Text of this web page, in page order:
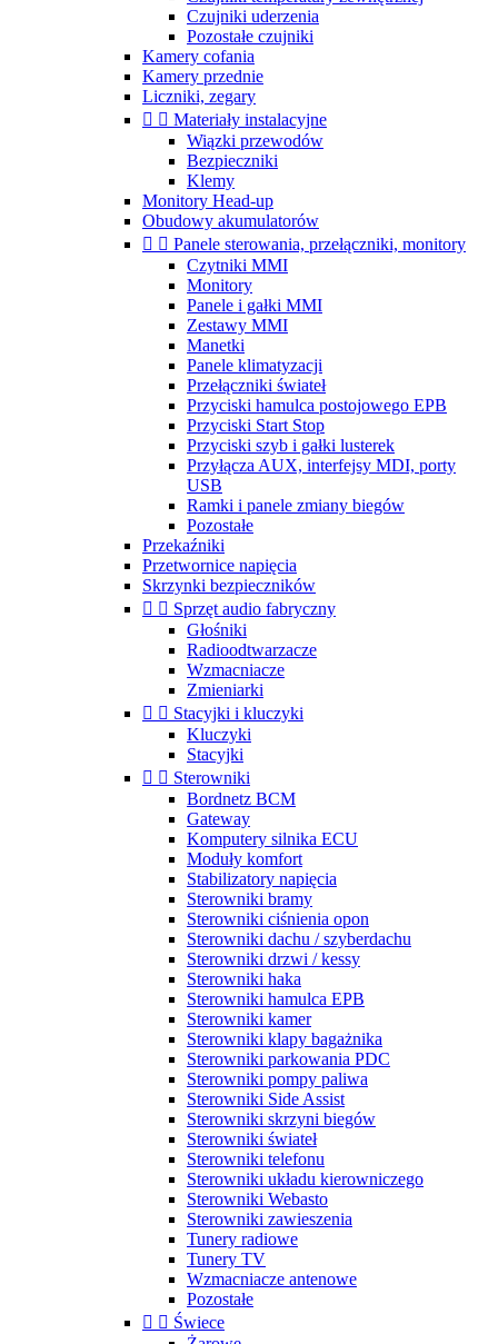
Czujniki uderzenia
Pozostałe czujniki
Kamery cofania
Kamery przednie
Liczniki, zegary
  Materiały instalacyjne
Wiązki przewodów
Bezpieczniki
Klemy
Monitory Head-up
Obudowy akumulatorów
  Panele sterowania, przełączniki, monitory
Czytniki MMI
Monitory
Panele i gałki MMI
Zestawy MMI
Manetki
Panele klimatyzacji
Przełączniki świateł
Przyciski hamulca postojowego EPB
Przyciski Start Stop
Przyciski szyb i gałki lusterek
Przyłącza AUX, interfejsy MDI, porty
USB
Ramki i panele zmiany biegów
Pozostałe
Przekaźniki
Przetwornice napięcia
Skrzynki bezpieczników
  Sprzęt audio fabryczny
Głośniki
Radioodtwarzacze
Wzmacniacze
Zmieniarki
  Stacyjki i kluczyki
Kluczyki
Stacyjki
  Sterowniki
Bordnetz BCM
Gateway
Komputery silnika ECU
Moduły komfort
Stabilizatory napięcia
Sterowniki bramy
Sterowniki ciśnienia opon
Sterowniki dachu / szyberdachu
Sterowniki drzwi / kessy
Sterowniki haka
Sterowniki hamulca EPB
Sterowniki kamer
Sterowniki klapy bagażnika
Sterowniki parkowania PDC
Sterowniki pompy paliwa
Sterowniki Side Assist
Sterowniki skrzyni biegów
Sterowniki świateł
Sterowniki telefonu
Sterowniki układu kierowniczego
Sterowniki Webasto
Sterowniki zawieszenia
Tunery radiowe
Tunery TV
Wzmacniacze antenowe
Pozostałe
  Świece